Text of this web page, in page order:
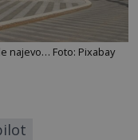
najevo… Foto: Pixabay